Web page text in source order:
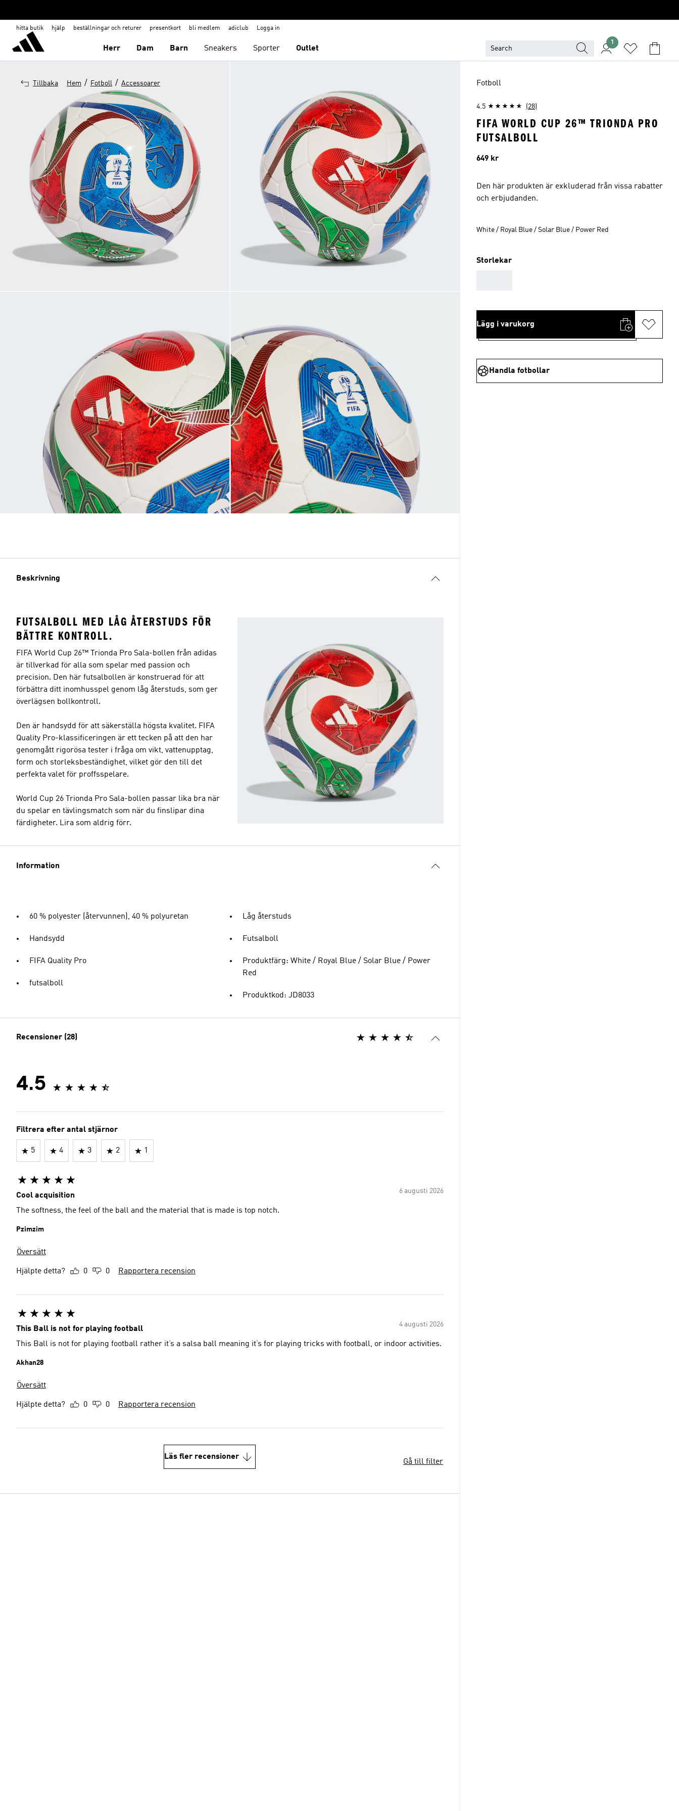
hitta butik hjälp beställningar och returer presentkort bli medlem adiclub Logga in
Herr Dam Barn Sneakers Sporter Outlet
1
Tillbaka Hem / Fotboll / Accessoarer
Beskrivning
FUTSALBOLL MED LÅG ÅTERSTUDS FÖR
BÄTTRE KONTROLL.
FIFA World Cup 26™ Trionda Pro Sala-bollen från adidas
är tillverkad för alla som spelar med passion och
precision. Den här futsalbollen är konstruerad för att
förbättra ditt inomhusspel genom låg återstuds, som ger
överlägsen bollkontroll.
Den är handsydd för att säkerställa högsta kvalitet. FIFA
Quality Pro-klassificeringen är ett tecken på att den har
genomgått rigorösa tester i fråga om vikt, vattenupptag,
form och storleksbeständighet, vilket gör den till det
perfekta valet för proffsspelare.
World Cup 26 Trionda Pro Sala-bollen passar lika bra när
du spelar en tävlingsmatch som när du finslipar dina
färdigheter. Lira som aldrig förr.
Information
60 % polyester (återvunnen), 40 % polyuretan
Handsydd
FIFA Quality Pro
futsalboll
Låg återstuds
Futsalboll
Produktfärg: White / Royal Blue / Solar Blue / Power
Red
Produktkod: JD8033
Recensioner (28)
4.5
Filtrera efter antal stjärnor
5 4 3 2 1
6 augusti 2026
Cool acquisition
The softness, the feel of the ball and the material that is made is top notch.
Pzimzim
Översätt
Hjälpte detta? 0 0 Rapportera recension
4 augusti 2026
This Ball is not for playing football
This Ball is not for playing football rather it’s a salsa ball meaning it’s for playing tricks with football, or indoor activities.
Akhan28
Översätt
Hjälpte detta? 0 0 Rapportera recension
Läs fler recensioner
Gå till filter
Fotboll
4.5 (28)
FIFA WORLD CUP 26™ TRIONDA PRO
FUTSALBOLL
Pris
649 kr
Den här produkten är exkluderad från vissa rabatter
och erbjudanden.
White / Royal Blue / Solar Blue / Power Red
Storlekar
Lägg i varukorg
Handla fotbollar